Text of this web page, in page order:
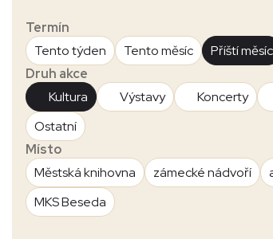
Termín
Tento týden
Tento měsíc Příští měsíc
Druh akce
Kultura
Výstavy Koncerty
Ostatní
Místo
Městská knihovna
zámecké nádvoří
MKS Beseda